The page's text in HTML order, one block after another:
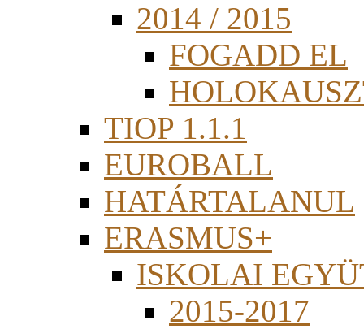
2014 / 2015
FOGADD EL
TIOP 1.1.1
EUROBALL
HATÁRTALANUL
ERASMUS+
ISKOLAI
2015-2017